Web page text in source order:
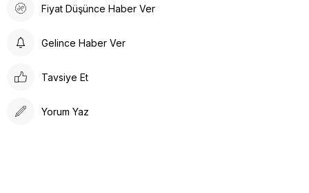
Fiyat Düşünce Haber Ver
Gelince Haber Ver
Tavsiye Et
Yorum Yaz